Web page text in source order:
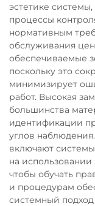
эстетике
процессы
нормативным
обслуживания
обеспечиваемые
поскольку это
минимизирует
работ. Высокая
большинства
идентификации
углов
включают
на
чтобы обучать
и процедурам
системный